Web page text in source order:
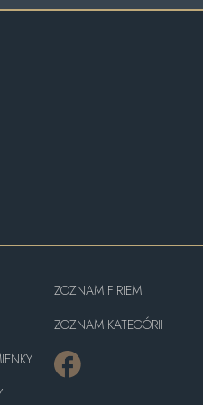
ZOZNAM FIRIEM
ZOZNAM KATEGÓRII